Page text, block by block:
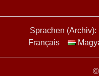
Sprachen (Archiv):
Français
©